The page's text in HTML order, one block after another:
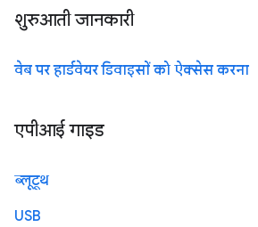
शुरुआती जानकारी
वेब पर हार्डवेयर डिवाइसों को ऐक्सेस करना
एपीआई गाइड
ब्लूटूथ
USB